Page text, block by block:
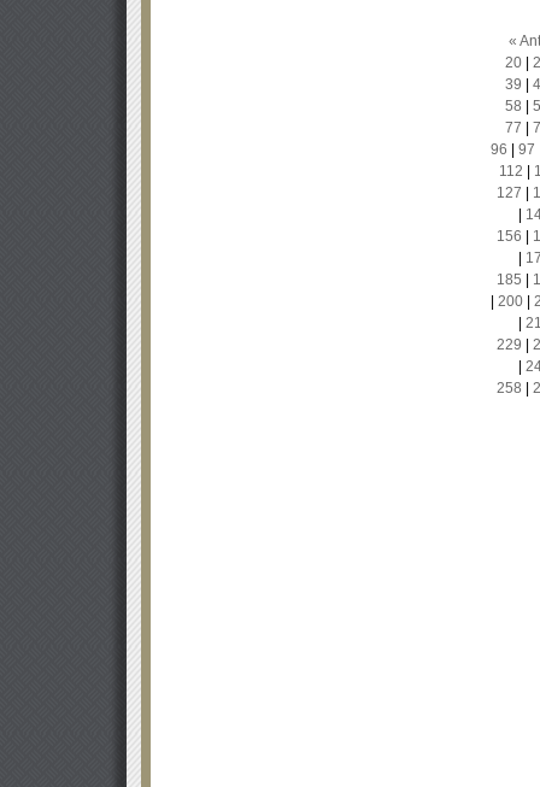
«
20|
39
58
77
96
97
112
127
156
185
200|
229
258